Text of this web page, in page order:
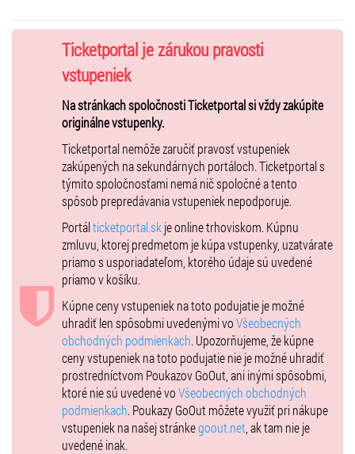
Dňa 28.2.2026 o 17:00 - Exluzívny tanečný dvojvečer!
Dve špičkové predstavenia za cenu jedného!
Diváci si v rámci jedného večera vychutnajú až
tanečné inscenácie– bez navýšenia ceny vstupeniek.
mimoriadnu príležitosťvidieť na Slovensku
uznávaný súbor INVERSDANCE company - Budapešť
, ktorý vystúpil
na svetových scénach naprieč kontinentami.
Prvú časť večera otvorí domáca -momentálne najúspešnejšia
tanečná inscenácia Slovenského Divadla Tanca – "Zvonár u Matky
20-minútovej prestávke, uvedieme originálnu tanečnú
inscenáciu "You and the World"maďarského choreografaZoltána
v podaní členovINVERSDANCE company.
Inscenácia “You and the World” divákom ponuka vizuálne obrazy
inšpirované básňami Lőrinca Szabó - z rovnomennej knižnej zbierky a
svojím obsahom sa snaží nasledovať básnikove trojité vnímanie
vzťahov, vzťah medzi jednotlivcom a masami a rôzne spôsoby
nazerania na tieto vzťahy.
Dĺžka predstavenia: 50 min.
Ticketportal je zárukou pravosti
vstupeniek
Na stránkach spoločnosti Ticketportal si vždy zakúpite
originálne vstupenky.
Ticketportal nemôže zaručiť pravosť vstupeniek
zakúpených na sekundárnych portáloch. Ticketportal s
týmito spoločnosťami nemá nič spoločné a tento
spôsob prepredávania vstupeniek nepodporuje.
Portálticketportal.sk je online trhoviskom. Kúpnu
zmluvu, ktorej predmetom je kúpa vstupenky, uzatvárate
priamo s usporiadateľom, ktorého údaje sú uvedené
priamo v košíku.
Kúpne ceny vstupeniek na toto podujatie je možné
uhradiť len spôsobmi uvedenými voVšeobecných
obchodných podmienkach. Upozorňujeme, že kúpne
ceny vstupeniek na toto podujatie nie je možné uhradiť
prostredníctvom Poukazov GoOut, ani inými spôsobmi,
ktoré nie sú uvedené voVšeobecných obchodných
podmienkach. Poukazy GoOut môžete využiť pri nákupe
vstupeniek na našej stránkegoout.net , ak tam nie je
uvedené inak.